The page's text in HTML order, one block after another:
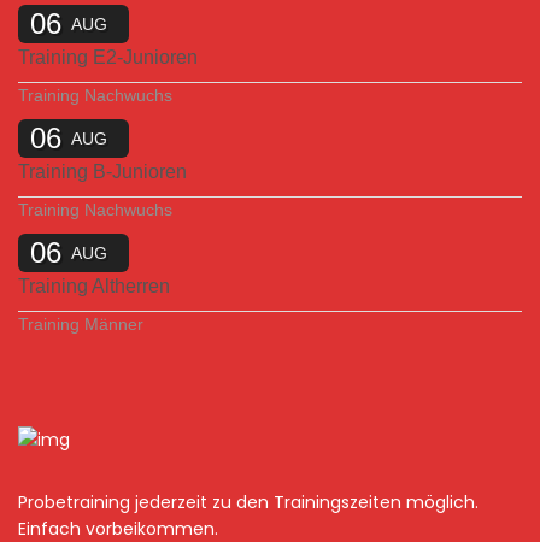
06 AUG
Training E2-Junioren
Training Nachwuchs
06 AUG
Training B-Junioren
Training Nachwuchs
06 AUG
Training Altherren
Training Männer
Probetraining jederzeit zu den Trainingszeiten möglich.
Einfach vorbeikommen.